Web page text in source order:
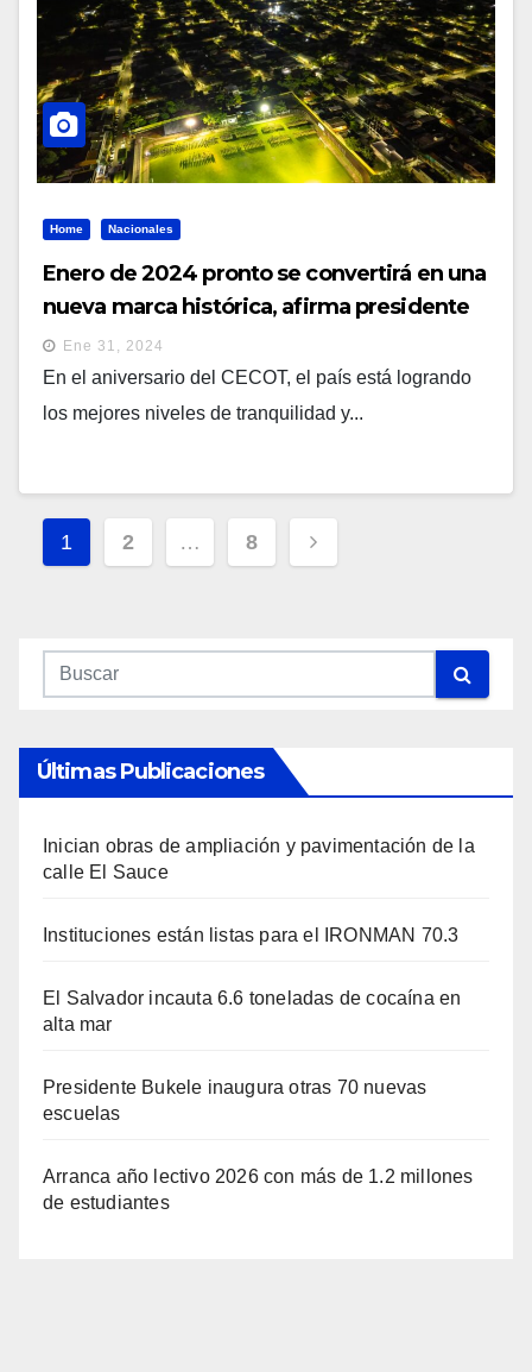
Home Nacionales
Enero de 2024 pronto se convertirá en una
nueva marca histórica, afirma presidente
Bukele
Ene 31, 2024
En el aniversario del CECOT, el país está logrando
los mejores niveles de tranquilidad y...
Navegación
De
1 2 … 8
Últimas Publicaciones
Inician obras de ampliación y pavimentación de la
calle El Sauce
Instituciones están listas para el IRONMAN 70.3
El Salvador incauta 6.6 toneladas de cocaína en
alta mar
Presidente Bukele inaugura otras 70 nuevas
escuelas
Arranca año lectivo 2026 con más de 1.2 millones
de estudiantes